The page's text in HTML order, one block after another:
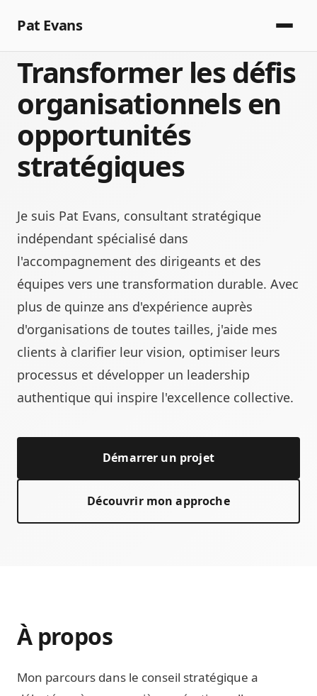
Pat Evans
Transformer les défis
organisationnels en
opportunités
stratégiques
Je suis Pat Evans, consultant stratégique
indépendant spécialisé dans
l'accompagnement des dirigeants et des
équipes vers une transformation durable. Avec
plus de quinze ans d'expérience auprès
d'organisations de toutes tailles, j'aide mes
clients à clarifier leur vision, optimiser leurs
processus et développer un leadership
authentique qui inspire l'excellence collective.
Démarrer un projet
Découvrir mon approche
À propos
Mon parcours dans le conseil stratégique a